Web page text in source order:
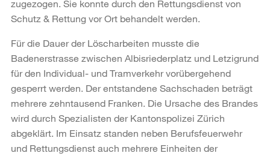
zugezogen. Sie konnte durch den Rettungsdienst von
Schutz & Rettung vor Ort behandelt werden.
Für die Dauer der Löscharbeiten musste die
Badenerstrasse zwischen Albisriederplatz und Letzigrund
für den Individual- und Tramverkehr vorübergehend
gesperrt werden. Der entstandene Sachschaden beträgt
mehrere zehntausend Franken. Die Ursache des Brandes
wird durch Spezialisten der Kantonspolizei Zürich
abgeklärt. Im Einsatz standen neben Berufsfeuerwehr
und Rettungsdienst auch mehrere Einheiten der